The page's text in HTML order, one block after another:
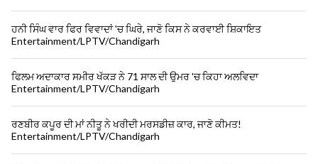
ਹਨੀ ਸਿੰਘ ਵਾਰ ਫਿਰ ਵਿਵਾਦਾਂ 'ਚ ਘਿਰੇ, ਜਾਣੋ ਕਿਸ ਨੇ ਕਰਵਾਈ ਸ਼ਿਕਾਇਤ
Entertainment/LPTV/Chandigarh
ਫਿਲਮ ਅਦਾਕਾਰ ਸਮੀਰ ਖੱਕੜ ਨੇ 71 ਸਾਲ ਦੀ ਉਮਰ 'ਚ ਕਿਹਾ ਅਲਵਿਦਾ
Entertainment/LPTV/Chandigarh
ਰਣਬੀਰ ਕਪੂਰ ਦੀ ਮਾਂ ਨੀਤੂ ਨੇ ਖਰੀਦੀ ਮਰਸਡੀਜ਼ ਕਾਰ, ਜਾਣੋ ਕੀਮਤ!
Entertainment/LPTV/Chandigarh